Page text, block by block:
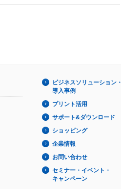
ビジネスソリューション・
導入事例
プリント活用
サポート&ダウンロード
ショッピング
企業情報
お問い合わせ
セミナー・イベント・
キャンペーン